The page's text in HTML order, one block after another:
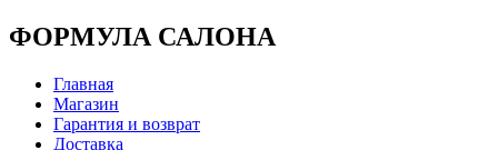
Перейти
к
ФОРМУЛА САЛОНА
Главная
Магазин
Гарантия и возврат
Доставка